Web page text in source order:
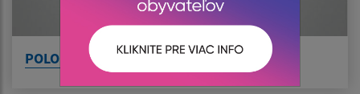
POLOHA OBCE